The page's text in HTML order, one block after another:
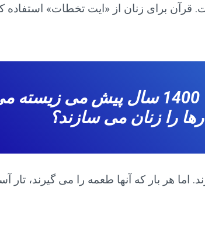
چگونه یک مرد بی سواد که 1400 سال
را زنان می سازند؟
هر بار که آنها طعمه را می گیرند، تار